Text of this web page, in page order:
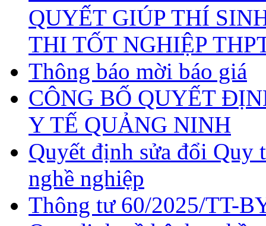
QUYẾT GIÚP THÍ
THI TỐT NGHIỆP
Thông báo mời báo giá
CÔNG BỐ QUYẾT
Y TẾ QUẢNG NINH
Quyết định sửa đổi Quy
nghề nghiệp
Thông tư 60/2025/TT-